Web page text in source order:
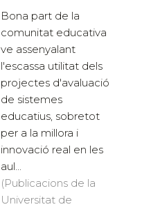
Bona part de la
comunitat educativa
ve assenyalant
l'escassa utilitat dels
projectes d'avaluació
de sistemes
educatius, sobretot
per a la millora i
innovació real en les
aul...
(Publicacions de la
Universitat de